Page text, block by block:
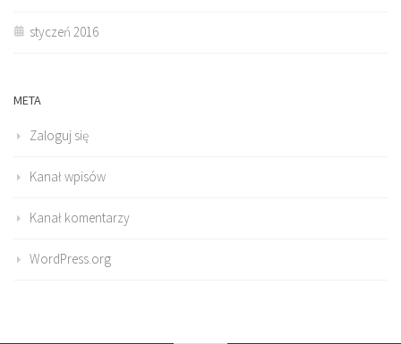
styczeń 2016
META
Zaloguj się
Kanał wpisów
Kanał komentarzy
WordPress.org